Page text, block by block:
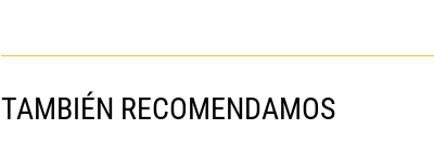
TAMBIÉN RECOMENDAMOS